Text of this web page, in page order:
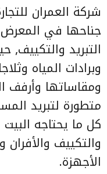
شركة العمران
جناحها في المعرض
التبريد
وبرادات المياه
ومقاساتها وأرفف
متطورة لتبريد
كل ما يحتاجه
والتكييف
الأجهزة.